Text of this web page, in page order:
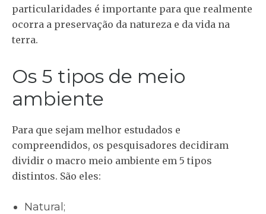
particularidades é importante para que realmente
ocorra a preservação da natureza e da vida na
terra.
Os 5 tipos de meio
ambiente
Para que sejam melhor estudados e
compreendidos, os pesquisadores decidiram
dividir o macro meio ambiente em 5 tipos
distintos. São eles:
Natural;